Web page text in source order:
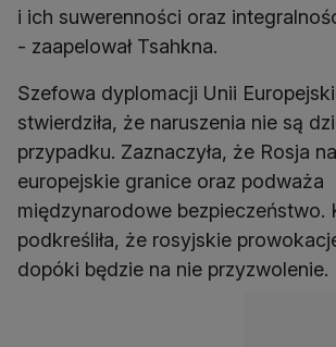
i ich suwerenności oraz
- zaapelował Tsahkna.
Szefowa dyplomacji Unii
stwierdziła, że naruszenia nie są
przypadku. Zaznaczyła, że Rosja
europejskie granice oraz podważa
międzynarodowe bezpieczeństwo.
podkreśliła, że rosyjskie
dopóki będzie na nie przyzwolenie.